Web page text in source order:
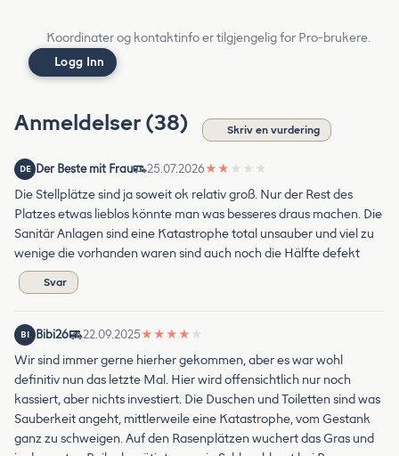
Koordinater og kontaktinfo er tilgjengelig for Pro-brukere.
Logg Inn
Anmeldelser (38) Skriv en vurdering
DE Der Beste mit Frau 25.07.2026★ ★ ★ ★ ★
Die Stellplätze sind ja soweit ok relativ groß. Nur der Rest des
Platzes etwas lieblos könnte man was besseres draus machen. Die
Sanitär Anlagen sind eine Katastrophe total unsauber und viel zu
wenige die vorhanden waren sind auch noch die Hälfte defekt
Svar
BI Bibi26 22.09.2025★ ★ ★ ★ ★
Wir sind immer gerne hierher gekommen, aber es war wohl
definitiv nun das letzte Mal. Hier wird offensichtlich nur noch
kassiert, aber nichts investiert. Die Duschen und Toiletten sind was
Sauberkeit angeht, mittlerweile eine Katastrophe, vom Gestank
ganz zu schweigen. Auf den Rasenplätzen wuchert das Gras und